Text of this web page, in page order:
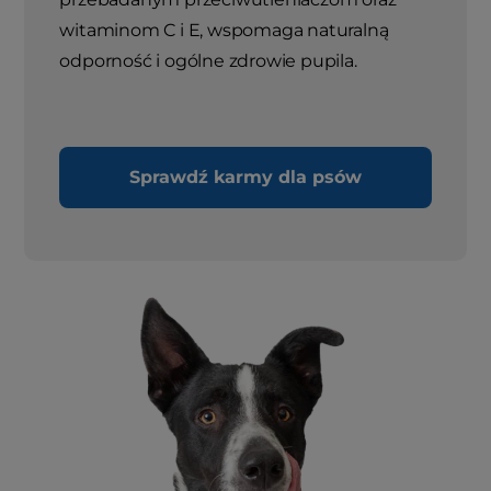
witaminom C i E, wspomaga naturalną
odporność i ogólne zdrowie pupila.
Sprawdź karmy dla psów